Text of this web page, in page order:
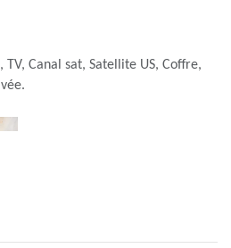
Canal sat, Satellite US, Coffre,